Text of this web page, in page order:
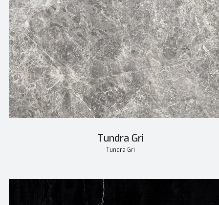
Tundra Gri
Tundra Gri